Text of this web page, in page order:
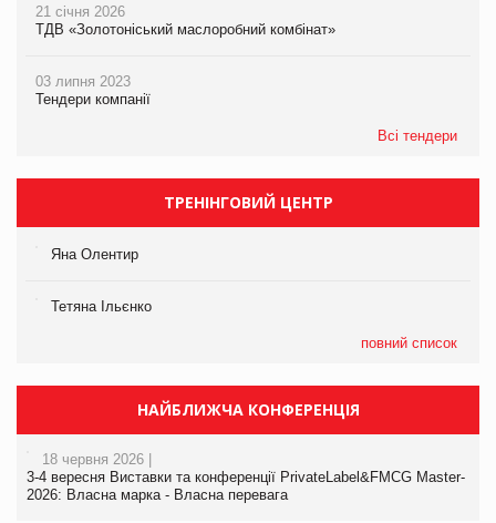
21 січня 2026
ТДВ «Золотоніський маслоробний комбінат»
03 липня 2023
Тендери компанії
Всі тендери
ТРЕНІНГОВИЙ ЦЕНТР
Яна Олентир
Тетяна Ільєнко
повний список
НАЙБЛИЖЧА КОНФЕРЕНЦІЯ
18 червня 2026 |
3-4 вересня Виставки та конференції PrivateLabel&FMCG Master-
2026: Власна марка - Власна перевага